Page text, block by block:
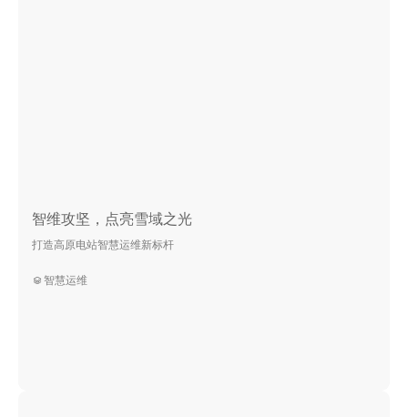
智维攻坚，点亮雪域之光
打造高原电站智慧运维新标杆
智慧运维